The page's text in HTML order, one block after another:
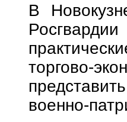
В
торгово-
военно-